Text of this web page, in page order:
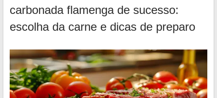
carbonada flamenga de sucesso:
escolha da carne e dicas de preparo